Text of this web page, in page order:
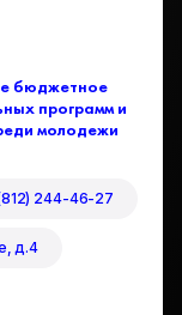
бюджетное
программ и
молодежи
244-46-27
д.4